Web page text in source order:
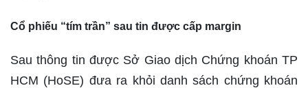
Cổ phiếu “tím trần” sau tin được cấp margin
Sau thông tin được Sở Giao dịch Chứng khoán TP
HCM (HoSE) đưa ra khỏi danh sách chứng khoán